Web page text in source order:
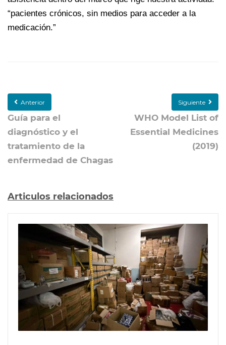
“pacientes crónicos, sin medios para acceder a la
medicación.”
Anterior
Guía para el
diagnóstico y el
tratamiento de la
enfermedad de Chagas
Siguiente
WHO Model List of
Essential Medicines
(2019)
Articulos relacionados